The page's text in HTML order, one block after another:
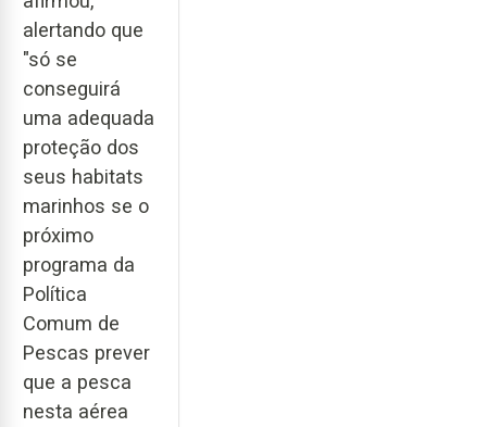
alertando que
"só se
conseguirá
uma adequada
proteção dos
seus habitats
marinhos se o
próximo
programa da
Política
Comum de
Pescas prever
que a pesca
nesta aérea